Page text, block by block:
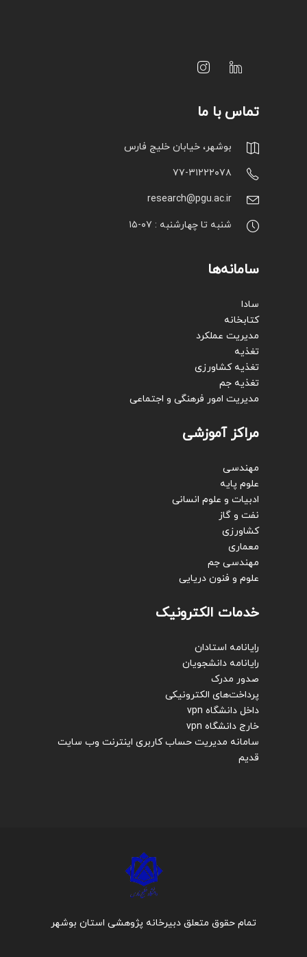
تماس با ما
بوشهر، خیابان خلیج فارس
۷۷-۳۱۲۲۲۰۷۸
research@pgu.ac.ir
شنبه تا چهارشنبه : ۰۷-۱۵
سامانه‌ها
سادا
کتابخانه
مدیریت عملکرد
تغذیه
تغذیه کشاورزی
تغذیه جم
مدیریت امور فرهنگی و اجتماعی
مراکز آموزشی
مهندسی
علوم پایه
ادبیات و علوم انسانی
نفت و گاز
کشاورزی
معماری
مهندسی جم
علوم و فنون دریایی
خدمات الکترونیک
رایانامه استادان
رایانامه دانشجویان
صدور مدرک
پرداخت‌های الکترونیکی
داخل دانشگاه vpn
خارج دانشگاه vpn
سامانه مدیریت حساب کاربری اینترنت وب سایت
قدیم
تمام حقوق متعلق دبیرخانه پژوهشی استان بوشهر